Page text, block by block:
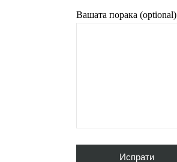
Вашата порака (optional)